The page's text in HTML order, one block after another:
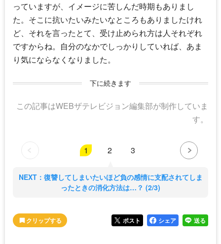
っていますが、イメージに苦しんだ時期もありまし
た。そこに抗いたいみたいなところもありましたけれ
ど、それを言ったとて、受け止められ方は人それぞれ
ですからね。自分のなかでしっかりしていれば、あま
り気にならなくなりました。
下に続きます
この記事はWEBザテレビジョン編集部が制作していま
す。
1 2 3
NEXT：復讐してしまいたいほど負の感情に支配されてしま
ったときの消化方法は…？ (2/3)
ポスト シェア 送る